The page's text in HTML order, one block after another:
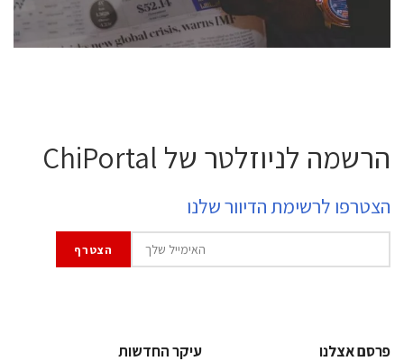
לחץ לפרטים
הרשמה לניוזלטר של ChiPortal
הצטרפו לרשימת הדיוור שלנו
פרסם אצלנו
עיקר החדשות